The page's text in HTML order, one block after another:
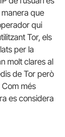
que
qui
Tor, els
per la
molt clares al
de Tor però
Com més
es considera